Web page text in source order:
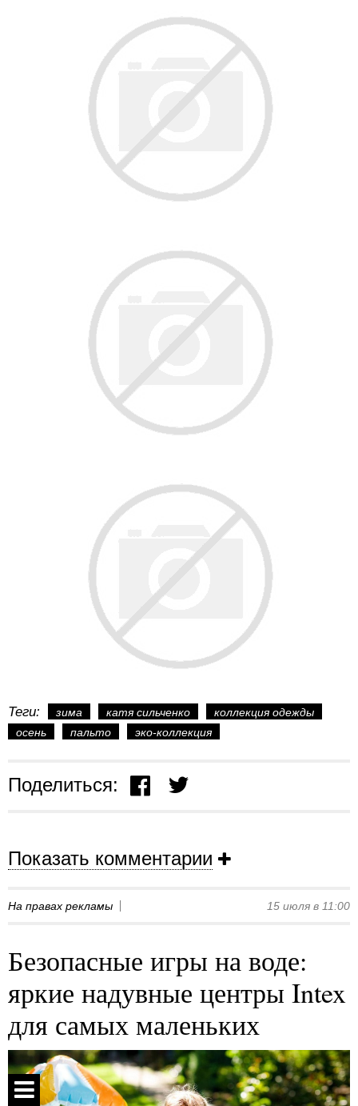
Теги: зима катя сильченко
коллекция одежды
осень
пальто эко-коллекция
Поделиться:
Показать комментарии
На правах рекламы 15 июля в 11:00
Безопасные игры на воде:
яркие надувные центры Intex
для самых маленьких